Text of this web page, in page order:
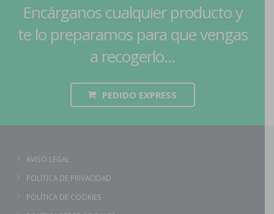
Encárganos cualquier producto y
te lo preparamos para que vengas
a recogerlo...
PEDIDO EXPRESS
AVISO LEGAL
POLÍTICA DE PRIVACIDAD
POLÍTICA DE COOKIES